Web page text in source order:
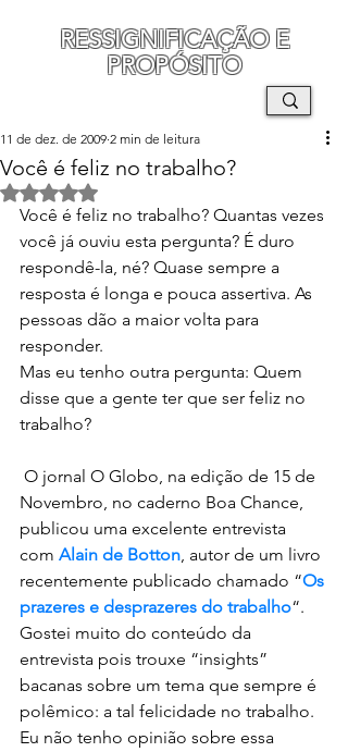
RESSIGNIFICAÇÃO E
PROPÓSITO
Você é feliz no trabalho?
11 de dez. de 2009 2 min de leitura
Avaliado com NaN de 5 estrelas.
Você é feliz no trabalho? Quantas vezes
você já ouviu esta pergunta? É duro
respondê-la, né? Quase sempre a
resposta é longa e pouca assertiva. As
pessoas dão a maior volta para
responder.
Mas eu tenho outra pergunta: Quem
disse que a gente ter que ser feliz no
trabalho?
Novembro, no caderno Boa Chance,
publicou uma excelente entrevista
com Alain de Botton, autor de um livro
recentemente publicado chamado “Os
prazeres e desprazeres do trabalho“.
Gostei muito do conteúdo da
entrevista pois trouxe “insights”
bacanas sobre um tema que sempre é
polêmico: a tal felicidade no trabalho.
Eu não tenho opinião sobre essa